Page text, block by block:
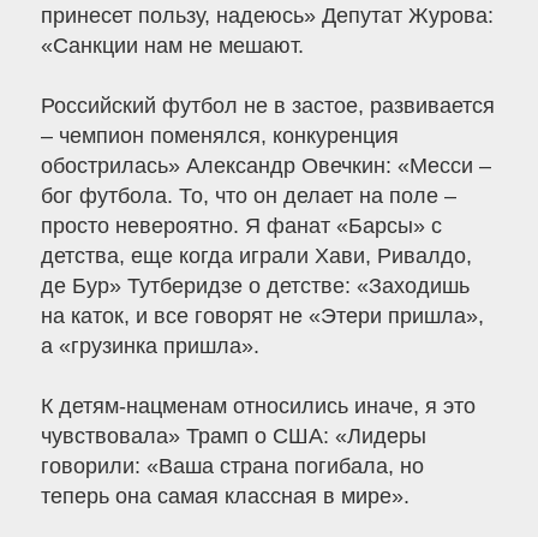
принесет пользу, надеюсь» Депутат Журова:
«Санкции нам не мешают.
Российский футбол не в застое, развивается
– чемпион поменялся, конкуренция
обострилась» Александр Овечкин: «Месси –
бог футбола. То, что он делает на поле –
просто невероятно. Я фанат «Барсы» с
детства, еще когда играли Хави, Ривалдо,
де Бур» Тутберидзе о детстве: «Заходишь
на каток, и все говорят не «Этери пришла»,
а «грузинка пришла».
К детям-нацменам относились иначе, я это
чувствовала» Трамп о США: «Лидеры
говорили: «Ваша страна погибала, но
теперь она самая классная в мире».